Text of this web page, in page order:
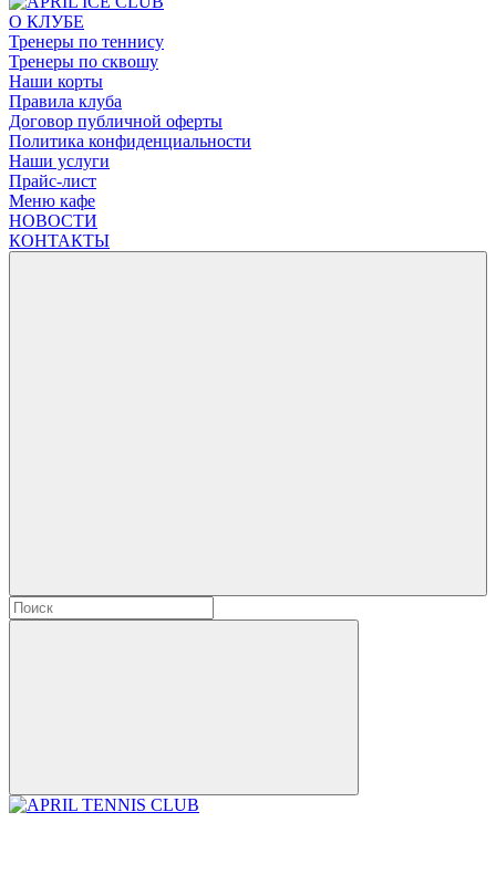
О КЛУБЕ
Тренеры по теннису
Тренеры по сквошу
Наши корты
Правила клуба
Договор публичной оферты
Политика конфиденциальности
Наши услуги
Прайс-лист
Меню кафе
НОВОСТИ
КОНТАКТЫ